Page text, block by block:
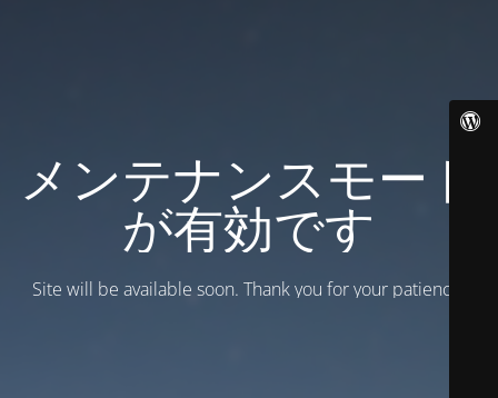
メンテナンスモード
が有効です
Site will be available soon. Thank you for your patience!